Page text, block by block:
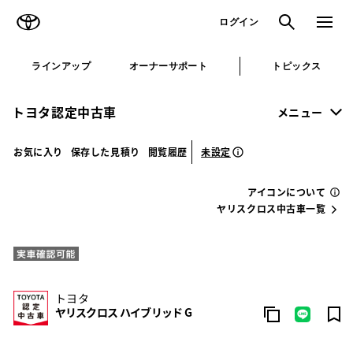
ログイン 検索 メニュ
ラインアップ オーナーサポート トピックス
トヨタ認定中古車 メニュー
お気に入り 保存した見積り 閲覧履歴 未設定
アイコンについて
ヤリスクロス中古車一覧
トヨタ
ヤリスクロス ハイブリッド G